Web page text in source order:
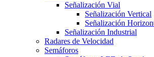
Señalización Vial
Señalización Vertical
Señalización
Señalización Industrial
Radares de Velocidad
Semáforos